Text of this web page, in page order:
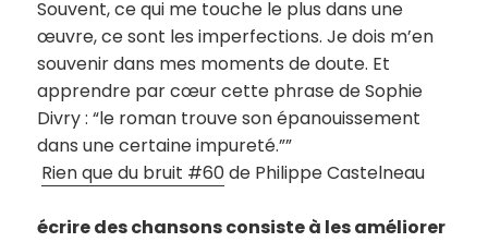
Souvent, ce qui me touche le plus dans une
œuvre, ce sont les imperfections. Je dois m’en
souvenir dans mes moments de doute. Et
apprendre par cœur cette phrase de Sophie
Divry : “le roman trouve son épanouissement
dans une certaine impureté.””
Rien que du bruit #60de Philippe Castelneau
écrire des chansons consiste à les améliorer